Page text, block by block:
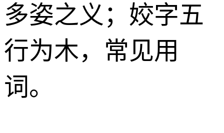
多姿之义；姣字五
行为木，常见用
词。